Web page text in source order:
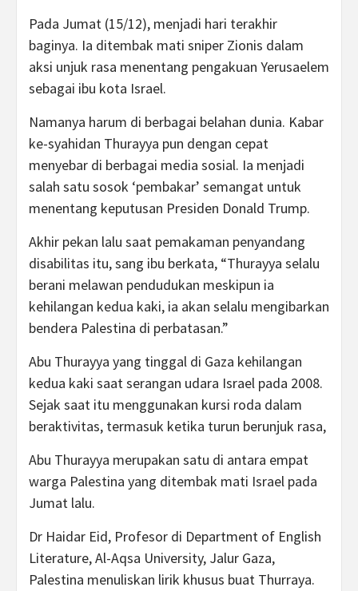
Pada Jumat (15/12), menjadi hari terakhir
baginya. Ia ditembak mati sniper Zionis dalam
aksi unjuk rasa menentang pengakuan Yerusaelem
sebagai ibu kota Israel.
Namanya harum di berbagai belahan dunia. Kabar
ke-syahidan Thurayya pun dengan cepat
menyebar di berbagai media sosial. Ia menjadi
salah satu sosok ‘pembakar’ semangat untuk
menentang keputusan Presiden Donald Trump.
Akhir pekan lalu saat pemakaman penyandang
disabilitas itu, sang ibu berkata, “Thurayya selalu
berani melawan pendudukan meskipun ia
kehilangan kedua kaki, ia akan selalu mengibarkan
bendera Palestina di perbatasan.”
Abu Thurayya yang tinggal di Gaza kehilangan
kedua kaki saat serangan udara Israel pada 2008.
Sejak saat itu menggunakan kursi roda dalam
beraktivitas, termasuk ketika turun berunjuk rasa,
Abu Thurayya merupakan satu di antara empat
warga Palestina yang ditembak mati Israel pada
Jumat lalu.
Dr Haidar Eid, Profesor di Department of English
Literature, Al-Aqsa University, Jalur Gaza,
Palestina menuliskan lirik khusus buat Thurraya.